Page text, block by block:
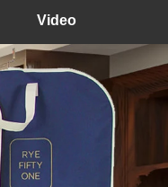
Video